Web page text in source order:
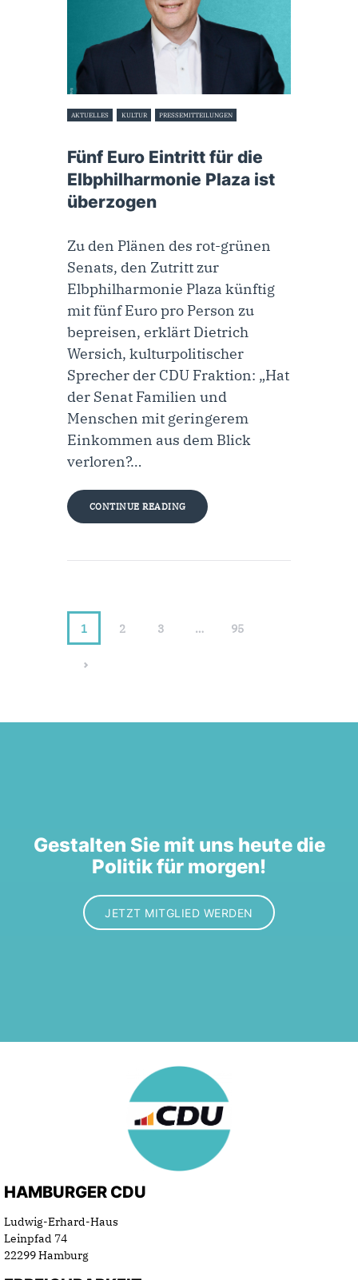
AKTUELLES KULTUR PRESSEMITTEILUNGEN
Fünf Euro Eintritt für die
Elbphilharmonie Plaza ist
überzogen
Zu den Plänen des rot-grünen
Senats, den Zutritt zur
Elbphilharmonie Plaza künftig
mit fünf Euro pro Person zu
bepreisen, erklärt Dietrich
Wersich, kulturpolitischer
Sprecher der CDU Fraktion: „Hat
der Senat Familien und
Menschen mit geringerem
Einkommen aus dem Blick
verloren?…
CONTINUE READING
1 2 3 … 95
Gestalten Sie mit uns heute die
Politik für morgen!
JETZT MITGLIED WERDEN
HAMBURGER CDU
Ludwig-Erhard-Haus
Leinpfad 74
22299 Hamburg